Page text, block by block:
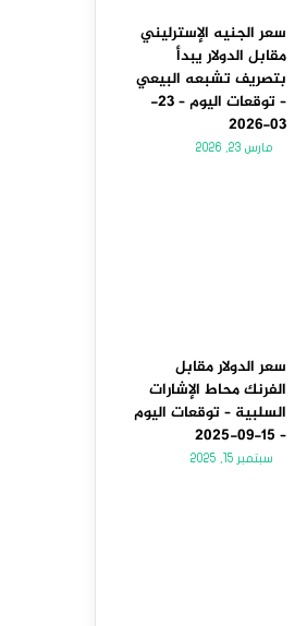
سعر الجنيه الإسترليني
مقابل الدولار يبدأ
بتصريف تشبعه البيعي
– توقعات اليوم – 23-
03-2026
مارس 23, 2026
سعر الدولار مقابل
الفرنك محاط الإشارات
السلبية – توقعات اليوم
– 15-09-2025
سبتمبر 15, 2025